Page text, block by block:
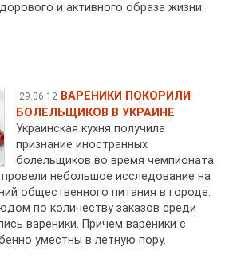
и активного образа жизни.
29.06.12 ВАРЕНИКИ ПОКОРИЛИ
БОЛЕЛЬЩИКОВ В УКРАИНЕ
Украинская кухня получила
признание иностранных
болельщиков во время чемпионата.
небольшое исследование на
общественного питания в городе.
по количеству заказов среди
вареники. Причем вареники с
уместны в летную пору.